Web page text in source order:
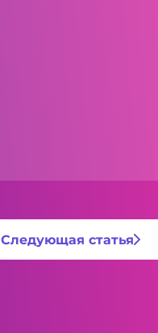
Следующая статья